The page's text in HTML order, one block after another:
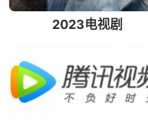
2023电视剧